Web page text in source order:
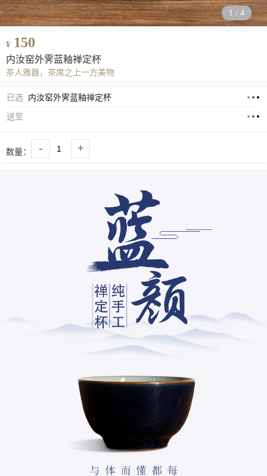
1 / 4
¥ 150
内汝窑外霁蓝釉禅定杯
茶人雅器，茶席之上一方美物
已选 内汝窑外霁蓝釉禅定杯
送至
数量： - +